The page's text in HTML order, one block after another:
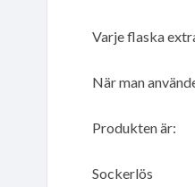
Varje flaska
När man
Produkten är:
Sockerlös